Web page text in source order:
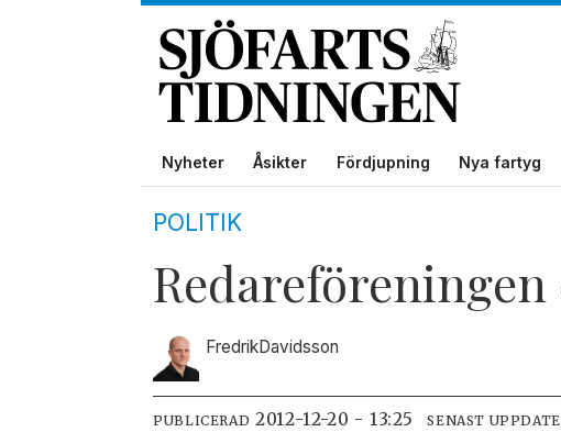
Nyheter Åsikter Fördjupning Nya fartyg
POLITIK
FredrikDavidsson
PUBLICERAD 2012-12-20 - 13:25 SENAST